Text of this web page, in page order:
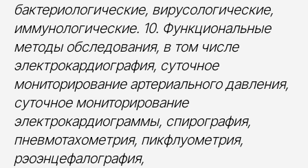
бактериологические, вирусологические,
иммунологические. 10. Функциональные
методы обследования, в том числе
электрокардиография, суточное
мониторирование артериального давления,
суточное мониторирование
электрокардиограммы, спирография,
пневмотахометрия, пикфлуометрия,
рэоэнцефалография,